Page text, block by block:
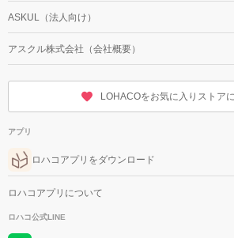
ASKUL（法人向け）
アスクル株式会社（会社概要）
LOHACOをお気に入りストア
アプリ
ロハコアプリをダウンロード
ロハコアプリについて
ロハコ公式LINE